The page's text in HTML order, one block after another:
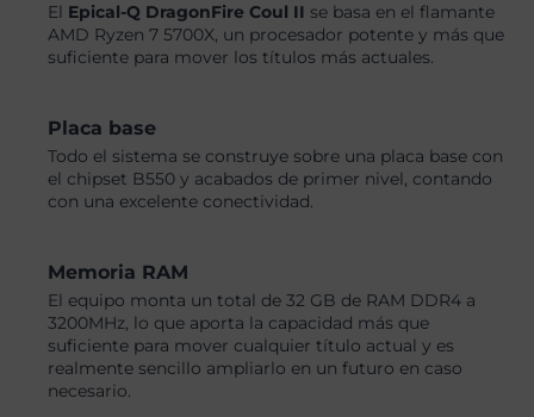
El Epical-Q DragonFire Coul II se basa en el flamante
AMD Ryzen 7 5700X, un procesador potente y más que
suficiente para mover los títulos más actuales.
Placa base
Todo el sistema se construye sobre una placa base con
el chipset B550 y acabados de primer nivel, contando
con una excelente conectividad.
Memoria RAM
El equipo monta un total de 32 GB de RAM DDR4 a
3200MHz, lo que aporta la capacidad más que
suficiente para mover cualquier título actual y es
realmente sencillo ampliarlo en un futuro en caso
necesario.